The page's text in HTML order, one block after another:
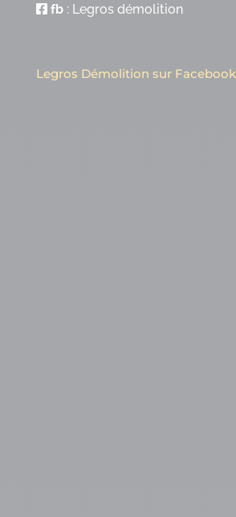
fb: Legros démolition
Legros Démolition sur Facebook